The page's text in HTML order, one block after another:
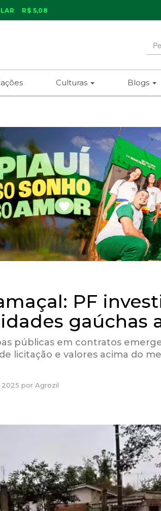
R$ 5,08
for
Culturas Blogs
PF
gaúchas
públicas em contratos
licitação e valores acima do
2025 por Agrozil